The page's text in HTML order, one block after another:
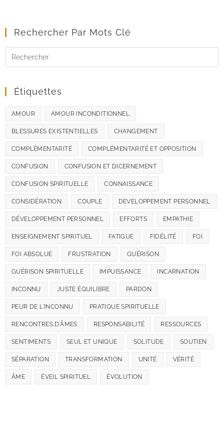
Rechercher Par Mots Clé
Étiquettes
AMOUR AMOUR INCONDITIONNEL
BLESSURES EXISTENTIELLES CHANGEMENT
COMPLÉMENTARITÉ COMPLÉMENTARITÉ ET OPPOSITION
CONFUSION CONFUSION ET DICERNEMENT
CONFUSION SPIRITUELLE CONNAISSANCE
CONSIDÉRATION COUPLE DEVELOPPEMENT PERSONNEL
DÉVELOPPEMENT PERSONNEL EFFORTS EMPATHIE
ENSEIGNEMENT SPIRITUEL FATIGUE FIDÉLITÉ FOI
FOI ABSOLUE FRUSTRATION GUÉRISON
GUÉRISON SPIRITUELLE IMPUISSANCE INCARNATION
INCONNU JUSTE ÉQUILIBRE PARDON
PEUR DE L'INCONNU PRATIQUE SPIRITUELLE
RENCONTRES D'ÂMES RESPONSABILITÉ RESSOURCES
SENTIMENTS SEUL ET UNIQUE SOLITUDE SOUTIEN
SÉPARATION TRANSFORMATION UNITÉ VÉRITÉ
ÂME ÉVEIL SPIRITUEL ÉVOLUTION